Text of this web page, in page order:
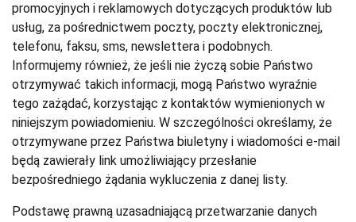
promocyjnych i reklamowych dotyczących produktów lub
usług, za pośrednictwem poczty, poczty elektronicznej,
telefonu, faksu, sms, newslettera i podobnych.
Informujemy również, że jeśli nie życzą sobie Państwo
otrzymywać takich informacji, mogą Państwo wyraźnie
tego zażądać, korzystając z kontaktów wymienionych w
niniejszym powiadomieniu. W szczególności określamy, że
otrzymywane przez Państwa biuletyny i wiadomości e-mail
będą zawierały link umożliwiający przesłanie
bezpośredniego żądania wykluczenia z danej listy.
Podstawę prawną uzasadniającą przetwarzanie danych